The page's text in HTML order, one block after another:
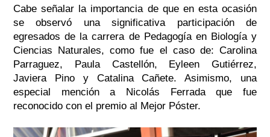
Cabe señalar la importancia de que en esta ocasión
se observó una significativa participación de
egresados de la carrera de Pedagogía en Biología y
Ciencias Naturales, como fue el caso de: Carolina
Parraguez, Paula Castellón, Eyleen Gutiérrez,
Javiera Pino y Catalina Cañete. Asimismo, una
especial mención a Nicolás Ferrada que fue
reconocido con el premio al Mejor Póster.